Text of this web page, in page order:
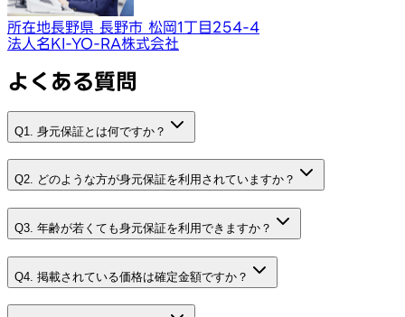
所在地長野県 長野市 松岡1丁目254-4
法人名KI-YO-RA株式会社
よくある質問
Q1. 身元保証とは何ですか？
Q2. どのような方が身元保証を利用されていますか？
Q3. 年齢が若くても身元保証を利用できますか？
Q4. 掲載されている価格は確定金額ですか？